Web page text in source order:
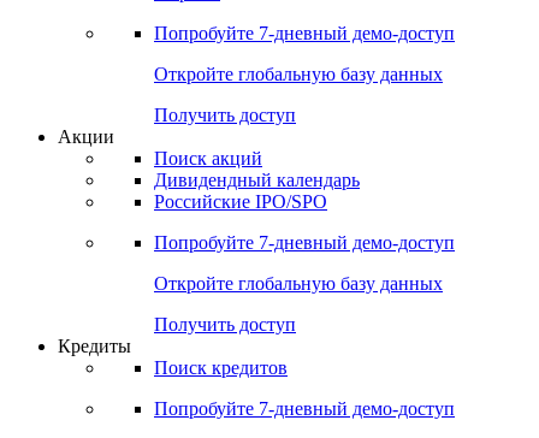
Cbonds Pages
Опросы
Попробуйте7-дневный
Откройте глобальную базу данных
Получить доступ
Поиск акций
Российские IPO/SPO
Попробуйте7-дневный
Откройте глобальную базу данных
Получить доступ